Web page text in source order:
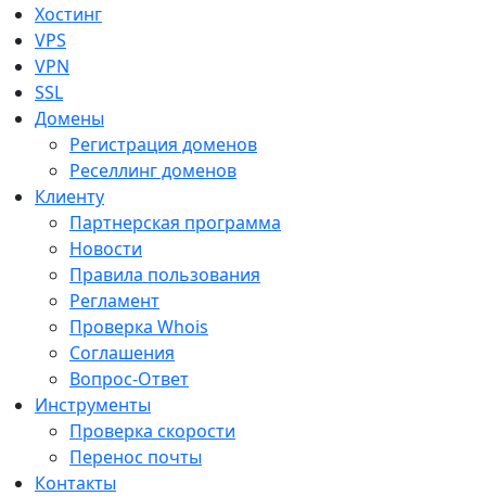
Хостинг
VPS
VPN
SSL
Домены
Регистрация доменов
Реселлинг доменов
Клиенту
Партнерская программа
Новости
Правила пользования
Регламент
Проверка Whois
Соглашения
Вопрос-Ответ
Инструменты
Проверка скорости
Перенос почты
Контакты